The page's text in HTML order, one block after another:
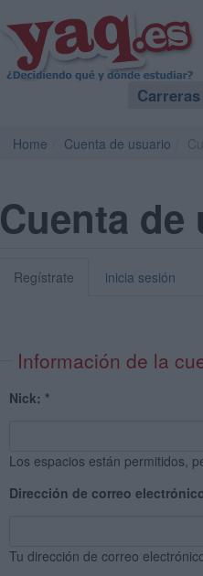
Carreras
Home Cuenta de usuario
Cuenta de
Regístrate inicia sesión
Información de la
Nick: *
Los espacios están permitidos,
Dirección de correo
Tu dirección de correo